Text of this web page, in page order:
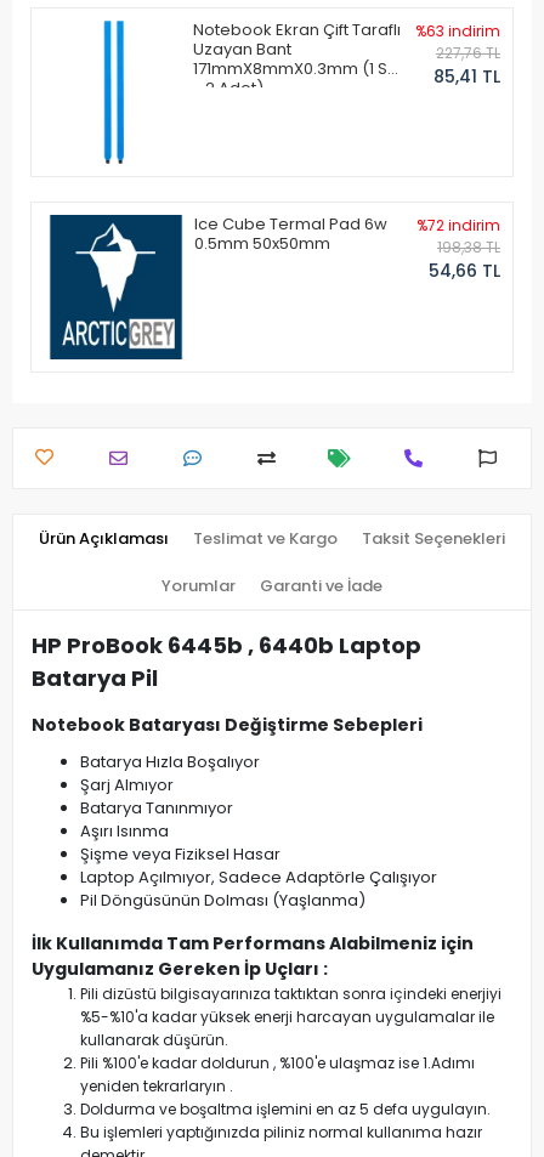
Notebook Ekran Çift Taraflı
Uzayan Bant
171mmX8mmX0.3mm (1 Set
- 2 Adet)
%63 indirim
227,76 TL
85,41 TL
Ice Cube Termal Pad 6w
0.5mm 50x50mm
%72 indirim
198,38 TL
54,66 TL
Ürün Açıklaması Teslimat ve Kargo Taksit Seçenekleri
Yorumlar Garanti ve İade
HP ProBook 6445b , 6440b Laptop
Batarya Pil
Notebook Bataryası Değiştirme Sebepleri
Batarya Hızla Boşalıyor
Şarj Almıyor
Batarya Tanınmıyor
Aşırı Isınma
Şişme veya Fiziksel Hasar
Laptop Açılmıyor, Sadece Adaptörle Çalışıyor
Pil Döngüsünün Dolması (Yaşlanma)
İlk Kullanımda Tam Performans Alabilmeniz için
Uygulamanız Gereken İp Uçları :
Pili dizüstü bilgisayarınıza taktıktan sonra içindeki enerjiyi
%5-%10'a kadar yüksek enerji harcayan uygulamalar ile
kullanarak düşürün.
Pili %100'e kadar doldurun , %100'e ulaşmaz ise 1.Adımı
yeniden tekrarlaryın .
Doldurma ve boşaltma işlemini en az 5 defa uygulayın.
Bu işlemleri yaptığınızda piliniz normal kullanıma hazır